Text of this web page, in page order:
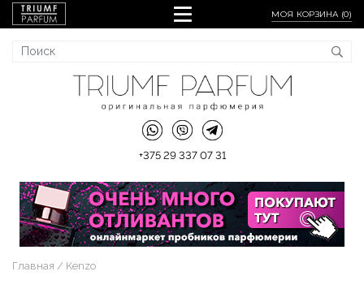
МОЯ КОРЗИНА (0)
+375 29 337 07 31
Главная Kenzo